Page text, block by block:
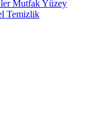
Mutfak Yüzey
Temizlik